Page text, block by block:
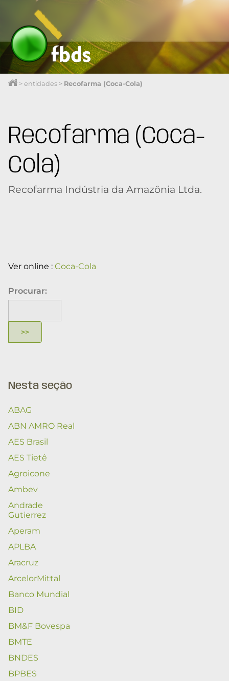
> entidades> Recofarma (Coca-Cola)
Recofarma (Coca-
Cola)
Recofarma Indústria da Amazônia Ltda.
Ver online : Coca-Cola
Procurar:
Nesta seção
ABAG
ABN AMRO Real
AES Brasil
AES Tietê
Agroicone
Ambev
Andrade
Gutierrez
Aperam
APLBA
Aracruz
ArcelorMittal
Banco Mundial
BID
BM&F Bovespa
BMTE
BNDES
BPBES